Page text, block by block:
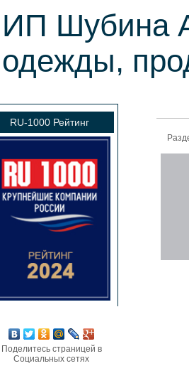
ИП Шубина
одежды,
RU-1000 Рейтинг
Поделитесь страницей в
Социальных сетях